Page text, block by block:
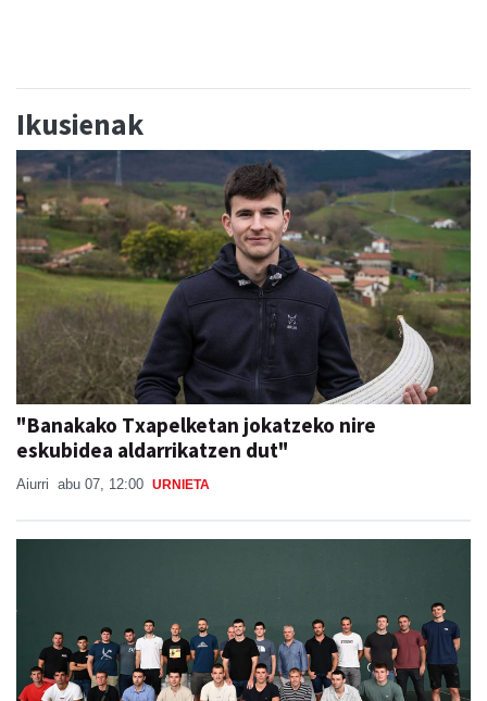
Ikusienak
"Banakako Txapelketan jokatzeko nire
eskubidea aldarrikatzen dut"
Aiurri abu 07, 12:00 URNIETA